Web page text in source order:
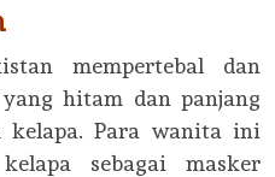
mempertebal dan
hitam dan panjang
kelapa. Para wanita ini
sebagai masker